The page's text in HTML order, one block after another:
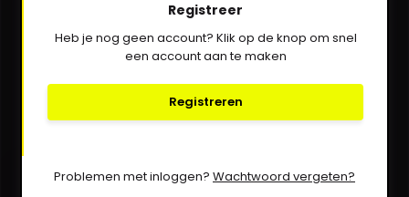
Registreer
Heb je nog geen account? Klik op de knop om snel
een account aan te maken
Registreren
Problemen met inloggen? Wachtwoord vergeten?
verkoop@vanbieren.nl
Abonneer